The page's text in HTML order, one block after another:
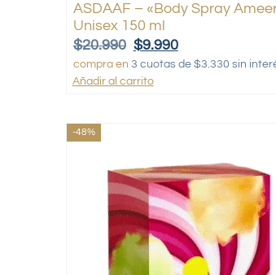
ASDAAF – «Body Spray
Unisex 150 ml
$20.990 $9.990
compra en 3 cuotas de $3.330 sin
Añadir al carrito
-48%